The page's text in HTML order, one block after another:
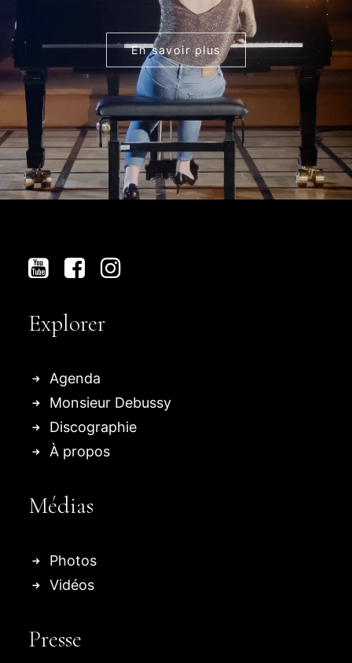
En savoir plus
Explorer
Agenda
Monsieur Debussy
Discographie
À propos
Médias
Photos
Vidéos
Presse